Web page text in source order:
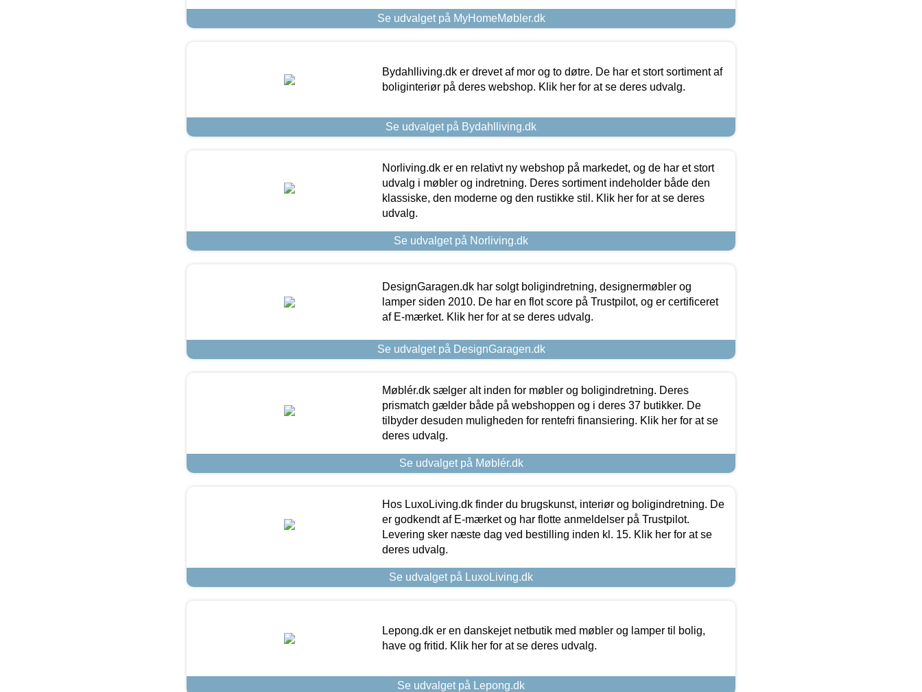
Se udvalget på MyHomeMøbler.dk
Bydahlliving.dk er drevet af mor og to døtre. De har et stort sortiment af
boliginteriør på deres webshop. Klik her for at se deres udvalg.
Se udvalget på Bydahlliving.dk
Norliving.dk er en relativt ny webshop på markedet, og de har et stort
udvalg i møbler og indretning. Deres sortiment indeholder både den
klassiske, den moderne og den rustikke stil. Klik her for at se deres
udvalg.
Se udvalget på Norliving.dk
DesignGaragen.dk har solgt boligindretning, designermøbler og
lamper siden 2010. De har en flot score på Trustpilot, og er certificeret
af E-mærket. Klik her for at se deres udvalg.
Se udvalget på DesignGaragen.dk
Møblér.dk sælger alt inden for møbler og boligindretning. Deres
prismatch gælder både på webshoppen og i deres 37 butikker. De
tilbyder desuden muligheden for rentefri finansiering. Klik her for at se
deres udvalg.
Se udvalget på Møblér.dk
Hos LuxoLiving.dk finder du brugskunst, interiør og boligindretning. De
er godkendt af E-mærket og har flotte anmeldelser på Trustpilot.
Levering sker næste dag ved bestilling inden kl. 15. Klik her for at se
deres udvalg.
Se udvalget på LuxoLiving.dk
Lepong.dk er en danskejet netbutik med møbler og lamper til bolig,
have og fritid. Klik her for at se deres udvalg.
Se udvalget på Lepong.dk